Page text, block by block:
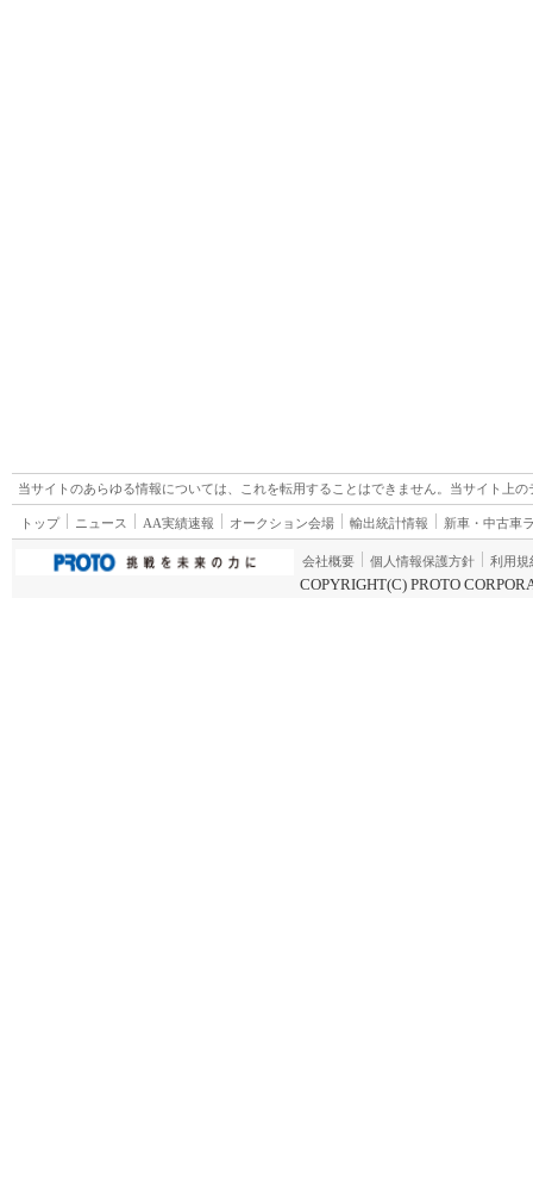
当サイトのあらゆる情報については、これを転用することはできません。当サイト上
トップ ニュース AA実績速報 オークション会場 輸出統計情報 新車・中古車
会社概要 個人情報保護方針 利用規
COPYRIGHT(C) PROTO